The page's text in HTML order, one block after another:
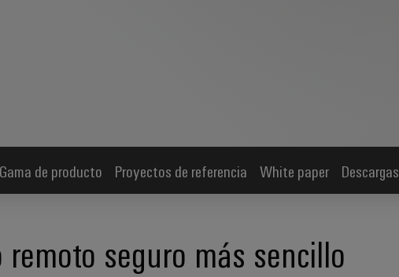
Gama de producto Proyectos de referencia White paper Descargas
remoto seguro más sencillo